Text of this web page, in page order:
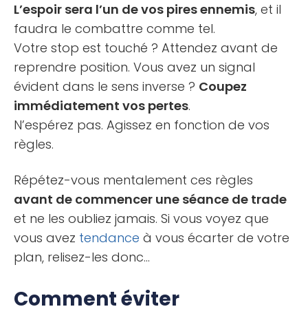
L’espoir sera l’un de vos pires ennemis, et il
faudra le combattre comme tel.
Votre stop est touché ? Attendez avant de
reprendre position. Vous avez un signal
évident dans le sens inverse ? Coupez
immédiatement vos pertes.
N’espérez pas. Agissez en fonction de vos
règles.
Répétez-vous mentalement ces règles
avant de commencer une séance de trade
et ne les oubliez jamais. Si vous voyez que
vous avez tendance à vous écarter de votre
plan, relisez-les donc…
Comment éviter